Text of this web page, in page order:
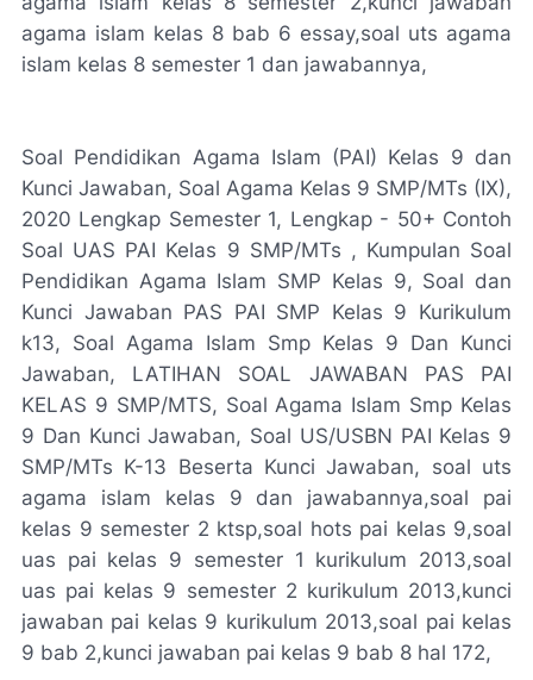
agama islam kelas 8 bab 6 essay,soal uts agama
islam kelas 8 semester 1 dan jawabannya,
Soal Pendidikan Agama Islam (PAI) Kelas 9 dan
Kunci Jawaban, Soal Agama Kelas 9 SMP/MTs (IX),
2020 Lengkap Semester 1, Lengkap - 50+ Contoh
Soal UAS PAI Kelas 9 SMP/MTs , Kumpulan Soal
Pendidikan Agama Islam SMP Kelas 9, Soal dan
Kunci Jawaban PAS PAI SMP Kelas 9 Kurikulum
k13, Soal Agama Islam Smp Kelas 9 Dan Kunci
Jawaban, LATIHAN SOAL JAWABAN PAS PAI
KELAS 9 SMP/MTS, Soal Agama Islam Smp Kelas
9 Dan Kunci Jawaban, Soal US/USBN PAI Kelas 9
SMP/MTs K-13 Beserta Kunci Jawaban, soal uts
agama islam kelas 9 dan jawabannya,soal pai
kelas 9 semester 2 ktsp,soal hots pai kelas 9,soal
uas pai kelas 9 semester 1 kurikulum 2013,soal
uas pai kelas 9 semester 2 kurikulum 2013,kunci
jawaban pai kelas 9 kurikulum 2013,soal pai kelas
9 bab 2,kunci jawaban pai kelas 9 bab 8 hal 172,